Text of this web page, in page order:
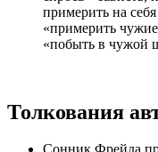
примерить на
«примерить
«побыть в чужой
Толкования